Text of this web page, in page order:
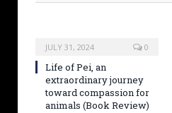
JULY 31, 2024 0
Life of Pei, an
extraordinary journey
toward compassion for
animals (Book Review)